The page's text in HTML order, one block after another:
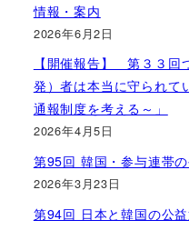
情報・案内
2026年6月2日
【開催報告】 第３３
発）者は本当に守られ
通報制度を考える～」
2026年4月5日
第95回 韓国・参与連帯
2026年3月23日
第94回 日本と韓国の公